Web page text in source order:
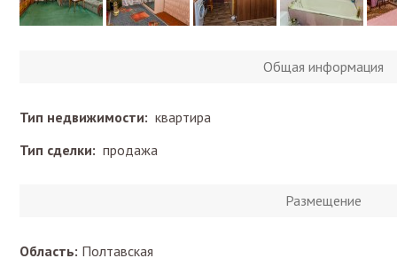
Общая информация
Тип недвижимости: квартира
Тип сделки: продажа
Размещение
Область: Полтавская